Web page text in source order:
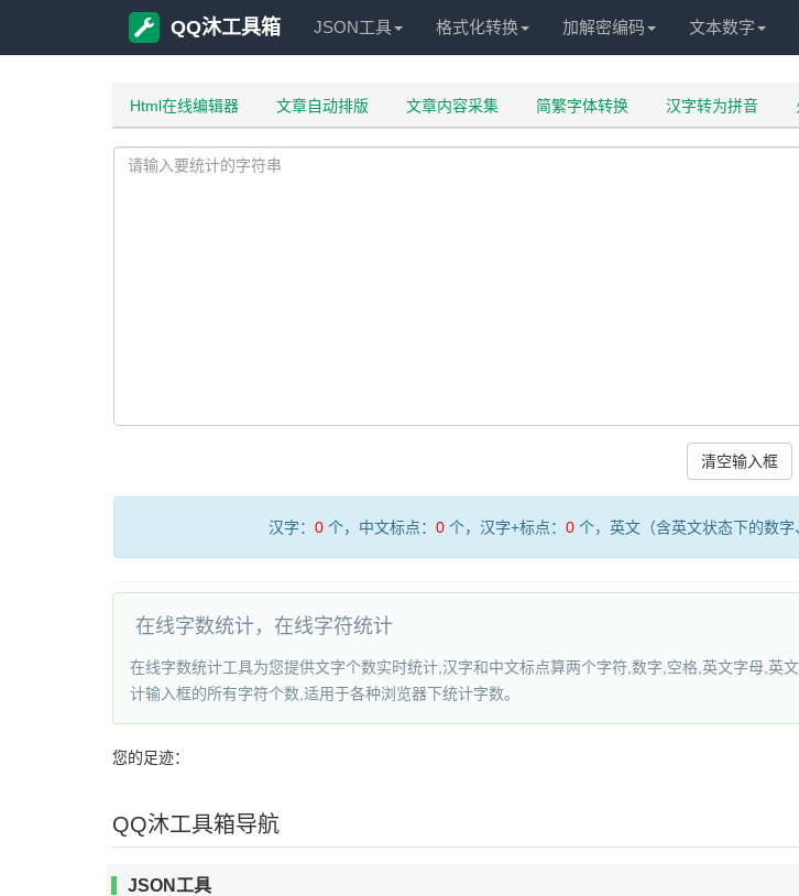
QQ沐工具箱 JSON工具 格式化转换 加解密编码 文本数字
Html在线编辑器 文章自动排版 文章内容采集 简繁字体转换 汉字转为拼音
汉字： 0 个，中文标点： 0 个，汉字+标点： 0 个，英文（含英文状态下的数字
在线字数统计，在线字符统计
在线字数统计工具为您提供文字个数实时统计,汉字和中文标点算两个字符,数字,空格,英文字母,
计输入框的所有字符个数,适用于各种浏览器下统计字数。
您的足迹：
QQ沐工具箱导航
JSON工具